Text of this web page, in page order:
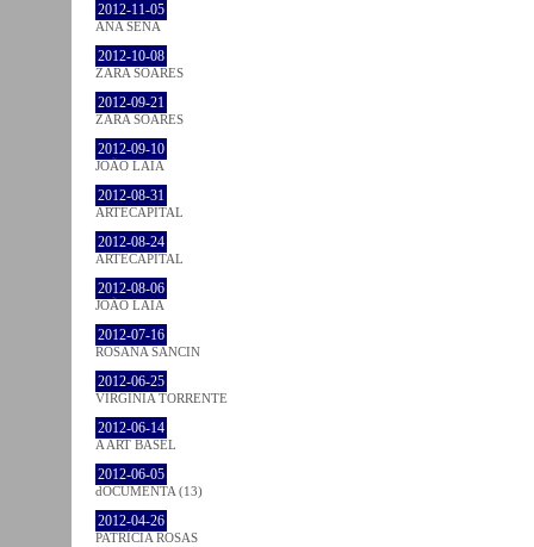
2012-11-05
ANA SENA
2012-10-08
ZARA SOARES
2012-09-21
ZARA SOARES
2012-09-10
JOÃO LAIA
2012-08-31
ARTECAPITAL
2012-08-24
ARTECAPITAL
2012-08-06
JOÃO LAIA
2012-07-16
ROSANA SANCIN
2012-06-25
VIRGINIA TORRENTE
2012-06-14
A ART BASEL
2012-06-05
dOCUMENTA (13)
2012-04-26
PATRÍCIA ROSAS